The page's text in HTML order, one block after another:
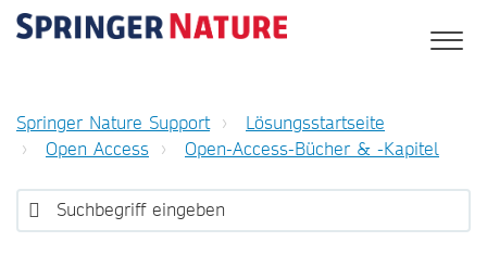
Springer Nature Support
Lösungsstartseite
Open Access
Open-Access-Bücher & -Kapitel